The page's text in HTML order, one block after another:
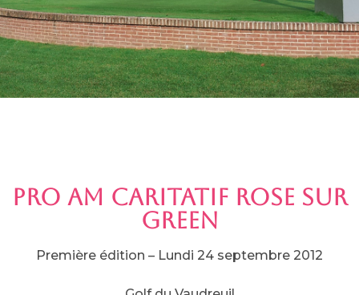
PRO AM CARITATIF ROSE SUR
GREEN
Première édition – Lundi 24 septembre 2012